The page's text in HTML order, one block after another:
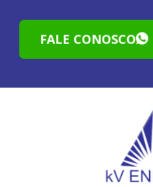
FALE CONOSCO